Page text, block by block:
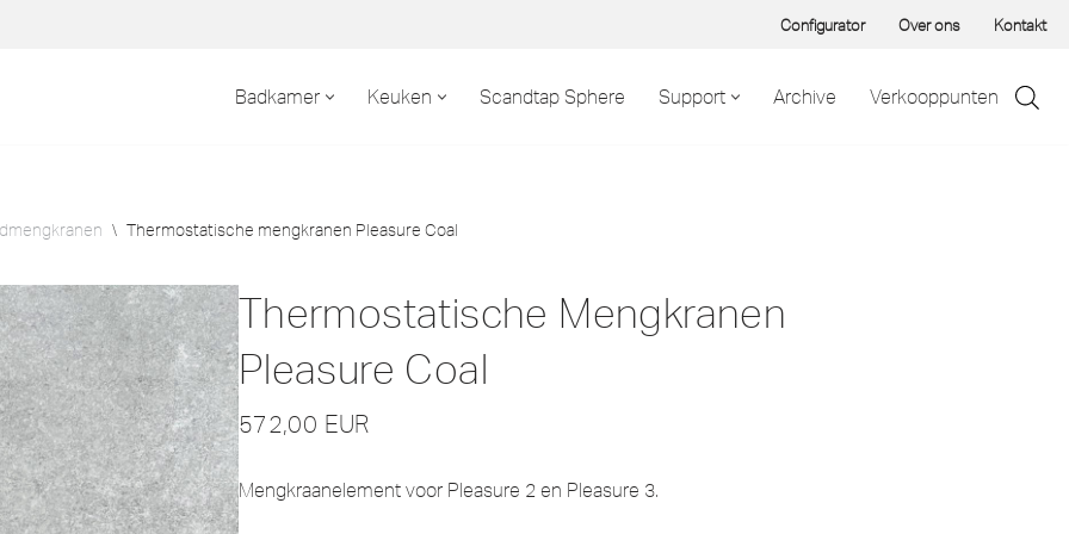
Configurator Over ons Kontakt
Badkamer Keuken Scandtap Sphere Support Archive Verkooppunten
\ Thermostatische mengkranen Pleasure Coal
Thermostatische Mengkranen
Pleasure Coal
572,00 EUR
Mengkraanelement voor Pleasure 2 en Pleasure 3.